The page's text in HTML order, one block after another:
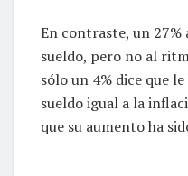
En contraste, un 27%
sueldo, pero no al
sólo un 4% dice que
sueldo igual a la
que su aumento ha